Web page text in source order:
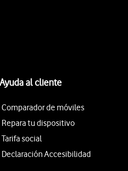
Ayuda al cliente
Comparador de móviles
Repara tu dispositivo
Tarifa social
Declaración Accesibilidad